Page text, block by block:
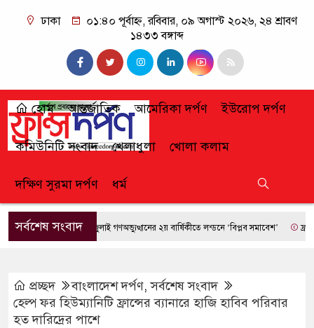
ঢাকা
০১:৪০ পূর্বাহ্ন, রবিবার, ০৯ অগাস্ট ২০২৬, ২৪ শ্রাবণ
১৪৩৩ বঙ্গাব্দ
হোম আন্তর্জাতিক আমেরিকা দর্পণ ইউরোপ দর্পণ
কমিউনিটি সংবাদ খেলাধুলা খোলা কলাম
দক্ষিণ সুরমা দর্পণ ধর্ম
সর্বশেষ সংবাদজুলাই গণঅভ্যুত্থানের ২য় বার্ষিকীতে লন্ডনে ‘বিপ্লব সমাবেশ’ ফ্রান্সে
প্রচ্ছদ বাংলাদেশ দর্পণ,সর্বশেষ সংবাদ
হেল্প ফর হিউম্যানিটি ফ্রান্সের ব্যানারে হাজি হাবিব পরিবার
হত দারিদ্রের পাশে